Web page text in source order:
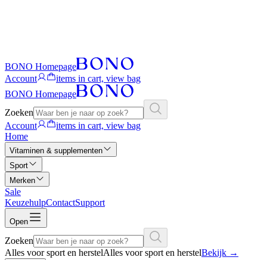
BONO Homepage
Account
items in cart, view bag
BONO Homepage
Zoeken
Account
items in cart, view bag
Home
Vitaminen & supplementen
Sport
Merken
Sale
KeuzehulpContactSupport
Open
Zoeken
Alles voor sport en herstelAlles voor sport en herstelBekijk →